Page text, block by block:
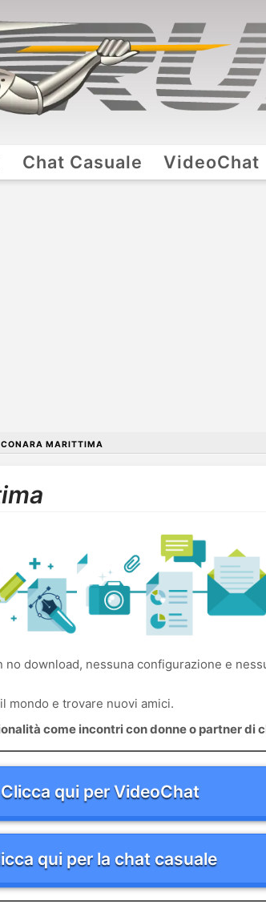
Chat Casuale VideoChat
MARITTIMA
no download, nessuna configurazione e
mondo e trovare nuovi amici.
come incontri con donne o partner di
Clicca qui per VideoChat
qui per la chat casuale